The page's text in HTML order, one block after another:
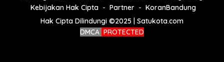
Kebijakan Hak Cipta
Partner
KoranBandung
Hak Cipta Dilindungi ©2025 | Satukota.com
DMCA PROTECTED